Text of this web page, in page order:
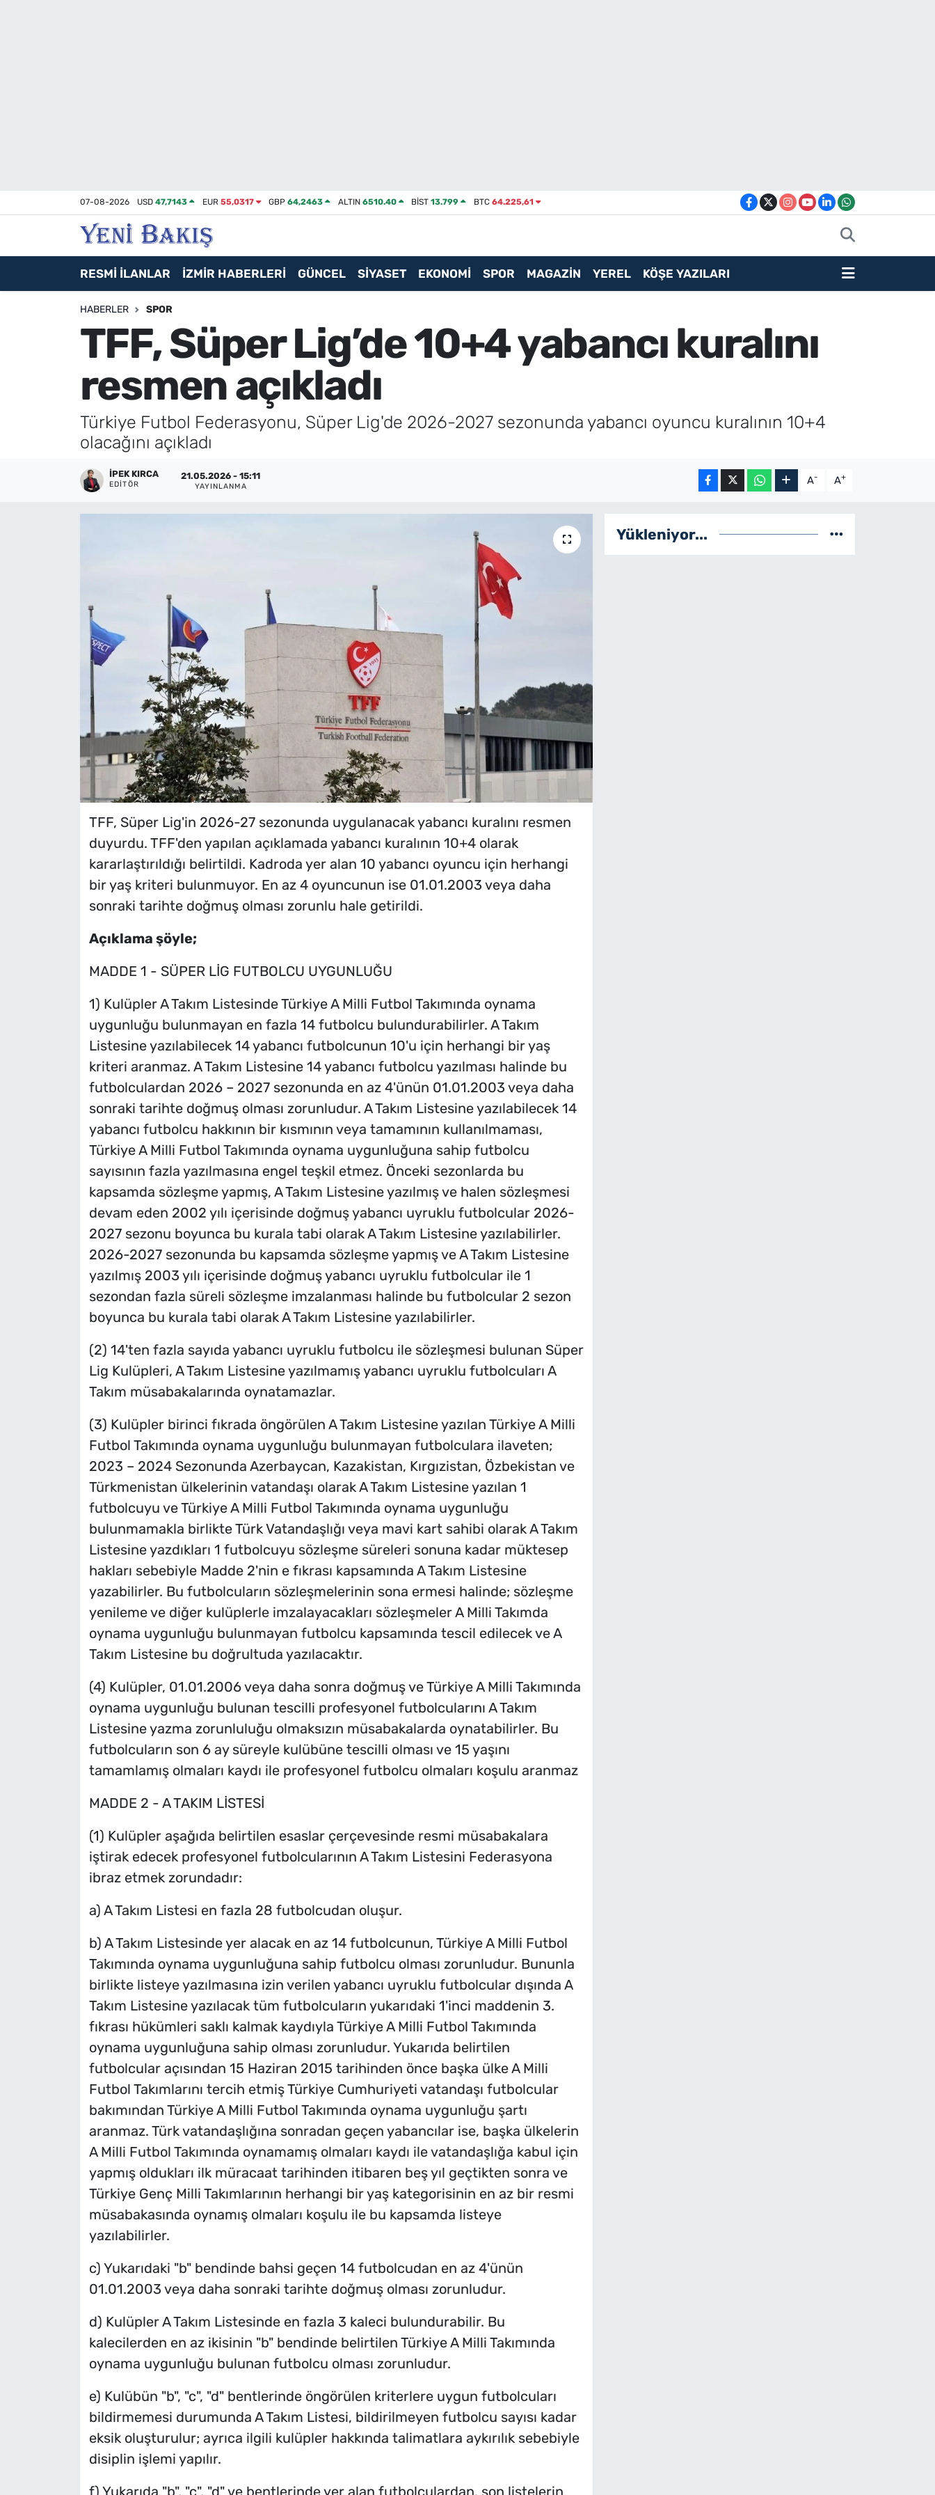
07-08-2026 USD47,7143 EUR 55,0317 GBP64,2463 ALTIN 6510.40 BİST13.799 BTC 64.225,61
RESMİ İLANLAR İZMİR HABERLERİ GÜNCEL SİYASET EKONOMİ SPOR MAGAZİN YEREL KÖŞE YAZILARI
HABERLER SPOR
TFF, Süper Lig’de 10+4 yabancı kuralını
resmen açıkladı
Türkiye Futbol Federasyonu, Süper Lig'de 2026-2027 sezonunda yabancı oyuncu kuralının 10+4
olacağını açıkladı
İPEK KIRCA
EDITÖR
21.05.2026 - 15:11
YAYINLANMA A- A+
TFF, Süper Lig'in 2026-27 sezonunda uygulanacak yabancı kuralını resmen
duyurdu. TFF'den yapılan açıklamada yabancı kuralının 10+4 olarak
kararlaştırıldığı belirtildi. Kadroda yer alan 10 yabancı oyuncu için herhangi
bir yaş kriteri bulunmuyor. En az 4 oyuncunun ise 01.01.2003 veya daha
sonraki tarihte doğmuş olması zorunlu hale getirildi.
Açıklama şöyle;
MADDE 1 - SÜPER LİG FUTBOLCU UYGUNLUĞU
1) Kulüpler A Takım Listesinde Türkiye A Milli Futbol Takımında oynama
uygunluğu bulunmayan en fazla 14 futbolcu bulundurabilirler. A Takım
Listesine yazılabilecek 14 yabancı futbolcunun 10'u için herhangi bir yaş
kriteri aranmaz. A Takım Listesine 14 yabancı futbolcu yazılması halinde bu
futbolculardan 2026 – 2027 sezonunda en az 4'ünün 01.01.2003 veya daha
sonraki tarihte doğmuş olması zorunludur. A Takım Listesine yazılabilecek 14
yabancı futbolcu hakkının bir kısmının veya tamamının kullanılmaması,
Türkiye A Milli Futbol Takımında oynama uygunluğuna sahip futbolcu
sayısının fazla yazılmasına engel teşkil etmez. Önceki sezonlarda bu
kapsamda sözleşme yapmış, A Takım Listesine yazılmış ve halen sözleşmesi
devam eden 2002 yılı içerisinde doğmuş yabancı uyruklu futbolcular 2026-
2027 sezonu boyunca bu kurala tabi olarak A Takım Listesine yazılabilirler.
2026-2027 sezonunda bu kapsamda sözleşme yapmış ve A Takım Listesine
yazılmış 2003 yılı içerisinde doğmuş yabancı uyruklu futbolcular ile 1
sezondan fazla süreli sözleşme imzalanması halinde bu futbolcular 2 sezon
boyunca bu kurala tabi olarak A Takım Listesine yazılabilirler.
(2) 14'ten fazla sayıda yabancı uyruklu futbolcu ile sözleşmesi bulunan Süper
Lig Kulüpleri, A Takım Listesine yazılmamış yabancı uyruklu futbolcuları A
Takım müsabakalarında oynatamazlar.
(3) Kulüpler birinci fıkrada öngörülen A Takım Listesine yazılan Türkiye A Milli
Futbol Takımında oynama uygunluğu bulunmayan futbolculara ilaveten;
2023 – 2024 Sezonunda Azerbaycan, Kazakistan, Kırgızistan, Özbekistan ve
Türkmenistan ülkelerinin vatandaşı olarak A Takım Listesine yazılan 1
futbolcuyu ve Türkiye A Milli Futbol Takımında oynama uygunluğu
bulunmamakla birlikte Türk Vatandaşlığı veya mavi kart sahibi olarak A Takım
Listesine yazdıkları 1 futbolcuyu sözleşme süreleri sonuna kadar müktesep
hakları sebebiyle Madde 2'nin e fıkrası kapsamında A Takım Listesine
yazabilirler. Bu futbolcuların sözleşmelerinin sona ermesi halinde; sözleşme
yenileme ve diğer kulüplerle imzalayacakları sözleşmeler A Milli Takımda
oynama uygunluğu bulunmayan futbolcu kapsamında tescil edilecek ve A
Takım Listesine bu doğrultuda yazılacaktır.
(4) Kulüpler, 01.01.2006 veya daha sonra doğmuş ve Türkiye A Milli Takımında
oynama uygunluğu bulunan tescilli profesyonel futbolcularını A Takım
Listesine yazma zorunluluğu olmaksızın müsabakalarda oynatabilirler. Bu
futbolcuların son 6 ay süreyle kulübüne tescilli olması ve 15 yaşını
tamamlamış olmaları kaydı ile profesyonel futbolcu olmaları koşulu aranmaz
MADDE 2 - A TAKIM LİSTESİ
(1) Kulüpler aşağıda belirtilen esaslar çerçevesinde resmi müsabakalara
iştirak edecek profesyonel futbolcularının A Takım Listesini Federasyona
ibraz etmek zorundadır:
a) A Takım Listesi en fazla 28 futbolcudan oluşur.
b) A Takım Listesinde yer alacak en az 14 futbolcunun, Türkiye A Milli Futbol
Takımında oynama uygunluğuna sahip futbolcu olması zorunludur. Bununla
birlikte listeye yazılmasına izin verilen yabancı uyruklu futbolcular dışında A
Takım Listesine yazılacak tüm futbolcuların yukarıdaki 1'inci maddenin 3.
fıkrası hükümleri saklı kalmak kaydıyla Türkiye A Milli Futbol Takımında
oynama uygunluğuna sahip olması zorunludur. Yukarıda belirtilen
futbolcular açısından 15 Haziran 2015 tarihinden önce başka ülke A Milli
Futbol Takımlarını tercih etmiş Türkiye Cumhuriyeti vatandaşı futbolcular
bakımından Türkiye A Milli Futbol Takımında oynama uygunluğu şartı
aranmaz. Türk vatandaşlığına sonradan geçen yabancılar ise, başka ülkelerin
A Milli Futbol Takımında oynamamış olmaları kaydı ile vatandaşlığa kabul için
yapmış oldukları ilk müracaat tarihinden itibaren beş yıl geçtikten sonra ve
Türkiye Genç Milli Takımlarının herhangi bir yaş kategorisinin en az bir resmi
müsabakasında oynamış olmaları koşulu ile bu kapsamda listeye
yazılabilirler.
c) Yukarıdaki "b" bendinde bahsi geçen 14 futbolcudan en az 4'ünün
01.01.2003 veya daha sonraki tarihte doğmuş olması zorunludur.
d) Kulüpler A Takım Listesinde en fazla 3 kaleci bulundurabilir. Bu
kalecilerden en az ikisinin "b" bendinde belirtilen Türkiye A Milli Takımında
oynama uygunluğu bulunan futbolcu olması zorunludur.
e) Kulübün "b", "c", "d" bentlerinde öngörülen kriterlere uygun futbolcuları
bildirmemesi durumunda A Takım Listesi, bildirilmeyen futbolcu sayısı kadar
eksik oluşturulur; ayrıca ilgili kulüpler hakkında talimatlara aykırılık sebebiyle
disiplin işlemi yapılır.
f) Yukarıda "b", "c", "d" ve bentlerinde yer alan futbolculardan, son listelerin
Yükleniyor...
Asayiş / Polis-Adliye
Magazin